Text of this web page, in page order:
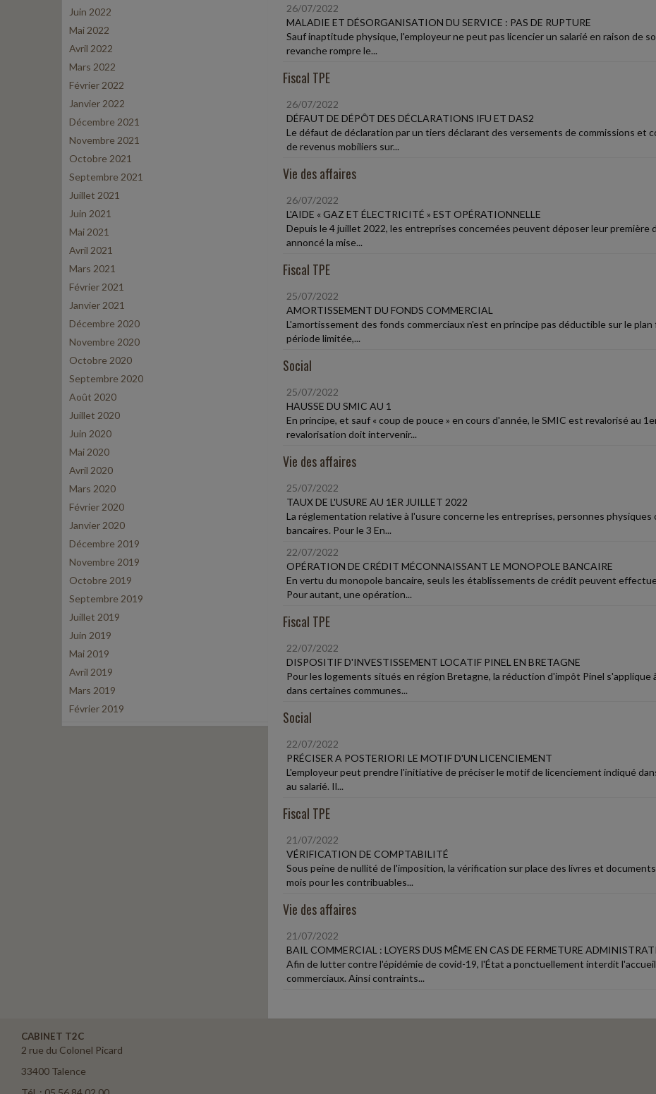
Juin 2022
Mai 2022
Avril 2022
Mars 2022
Février 2022
Janvier 2022
Décembre 2021
Novembre 2021
Octobre 2021
Septembre 2021
Juillet 2021
Juin 2021
Mai 2021
Avril 2021
Mars 2021
Février 2021
Janvier 2021
Décembre 2020
Novembre 2020
Octobre 2020
Septembre 2020
Août 2020
Juillet 2020
Juin 2020
Mai 2020
Avril 2020
Mars 2020
Février 2020
Janvier 2020
Décembre 2019
Novembre 2019
Octobre 2019
Septembre 2019
Juillet 2019
Juin 2019
Mai 2019
Avril 2019
Mars 2019
Février 2019
26/07/2022
MALADIE ET DÉSORGANISATION DU SERVICE : PAS DE RUPTURE
Sauf inaptitude physique, l'employeur ne peut pas licencier un salarié en raison de
revanche rompre le...
Fiscal TPE
26/07/2022
DÉFAUT DE DÉPÔT DES DÉCLARATIONS IFU ET DAS2
Le défaut de déclaration par un tiers déclarant des versements de commissions et
de revenus mobiliers sur...
Vie des affaires
26/07/2022
L'AIDE « GAZ ET ÉLECTRICITÉ » EST OPÉRATIONNELLE
Depuis le 4 juillet 2022, les entreprises concernées peuvent déposer leur première
annoncé la mise...
Fiscal TPE
25/07/2022
AMORTISSEMENT DU FONDS COMMERCIAL
L'amortissement des fonds commerciaux n'est en principe pas déductible sur le
période limitée,...
Social
25/07/2022
HAUSSE DU SMIC AU 1
En principe, et sauf « coup de pouce » en cours d'année, le SMIC est revalorisé au
revalorisation doit intervenir...
Vie des affaires
25/07/2022
TAUX DE L'USURE AU 1ER JUILLET 2022
La réglementation relative à l'usure concerne les entreprises, personnes
bancaires. Pour le 3 En...
22/07/2022
OPÉRATION DE CRÉDIT MÉCONNAISSANT LE MONOPOLE BANCAIRE
En vertu du monopole bancaire, seuls les établissements de crédit peuvent
Pour autant, une opération...
Fiscal TPE
22/07/2022
DISPOSITIF D'INVESTISSEMENT LOCATIF PINEL EN BRETAGNE
Pour les logements situés en région Bretagne, la réduction d'impôt Pinel
dans certaines communes...
Social
22/07/2022
PRÉCISER A POSTERIORI LE MOTIF D'UN LICENCIEMENT
L'employeur peut prendre l'initiative de préciser le motif de licenciement indiqué
au salarié. Il...
Fiscal TPE
21/07/2022
VÉRIFICATION DE COMPTABILITÉ
Sous peine de nullité de l'imposition, la vérification sur place des livres et
mois pour les contribuables...
Vie des affaires
21/07/2022
BAIL COMMERCIAL : LOYERS DUS MÊME EN CAS DE FERMETURE
Afin de lutter contre l'épidémie de covid-19, l'État a ponctuellement interdit
commerciaux. Ainsi contraints...
CABINET T2C
2 rue du Colonel Picard
33400 Talence